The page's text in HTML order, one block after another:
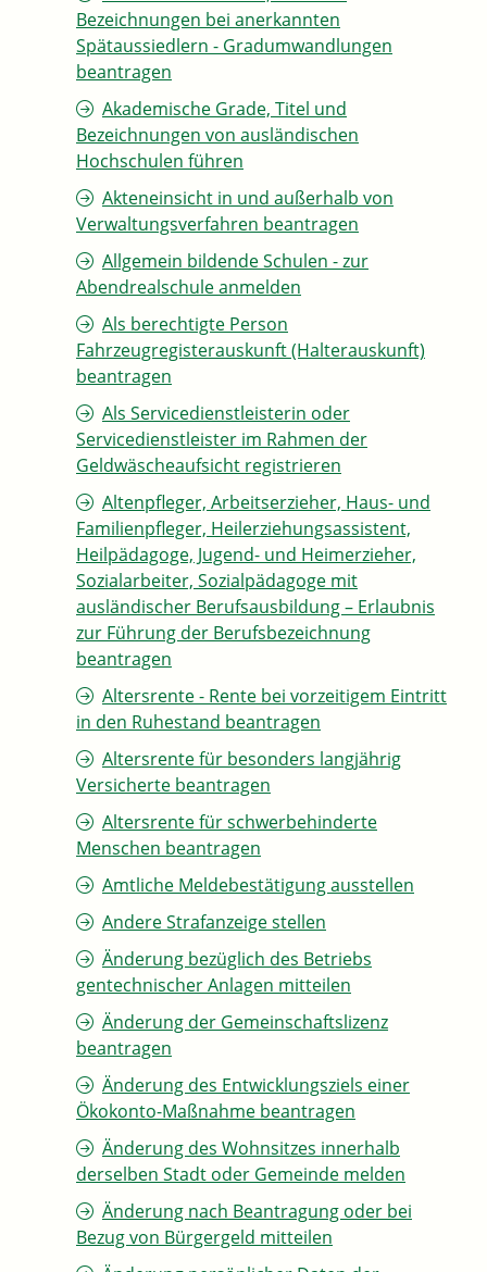
Bezeichnungen bei anerkannten
Spätaussiedlern - Gradumwandlungen
beantragen
Akademische Grade, Titel und
Bezeichnungen von ausländischen
Hochschulen führen
Akteneinsicht in und außerhalb von
Verwaltungsverfahren beantragen
Allgemein bildende Schulen - zur
Abendrealschule anmelden
Als berechtigte Person
Fahrzeugregisterauskunft (Halterauskunft)
beantragen
Als Servicedienstleisterin oder
Servicedienstleister im Rahmen der
Geldwäscheaufsicht registrieren
Altenpfleger, Arbeitserzieher, Haus- und
Familienpfleger, Heilerziehungsassistent,
Heilpädagoge, Jugend- und Heimerzieher,
Sozialarbeiter, Sozialpädagoge mit
ausländischer Berufsausbildung – Erlaubnis
zur Führung der Berufsbezeichnung
beantragen
Altersrente - Rente bei vorzeitigem Eintritt
in den Ruhestand beantragen
Altersrente für besonders langjährig
Versicherte beantragen
Altersrente für schwerbehinderte
Menschen beantragen
Amtliche Meldebestätigung ausstellen
Andere Strafanzeige stellen
Änderung bezüglich des Betriebs
gentechnischer Anlagen mitteilen
Änderung der Gemeinschaftslizenz
beantragen
Änderung des Entwicklungsziels einer
Ökokonto-Maßnahme beantragen
Änderung des Wohnsitzes innerhalb
derselben Stadt oder Gemeinde melden
Änderung nach Beantragung oder bei
Bezug von Bürgergeld mitteilen